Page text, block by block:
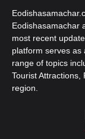
Eodishasamachar
most recent
platform serves as
range of topics
Tourist
region.